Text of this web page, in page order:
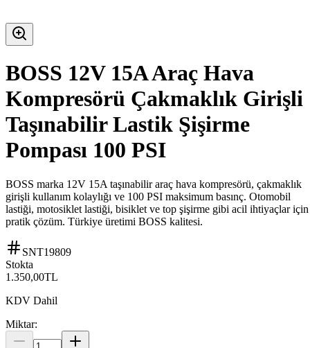
BOSS 12V 15A Araç Hava
Kompresörü Çakmaklık Girişli
Taşınabilir Lastik Şişirme
Pompası 100 PSI
BOSS marka 12V 15A taşınabilir araç hava kompresörü, çakmaklık
girişli kullanım kolaylığı ve 100 PSI maksimum basınç. Otomobil
lastiği, motosiklet lastiği, bisiklet ve top şişirme gibi acil ihtiyaçlar için
pratik çözüm. Türkiye üretimi BOSS kalitesi.
SNT19809
Stokta
1.350,00TL
KDV Dahil
Miktar: